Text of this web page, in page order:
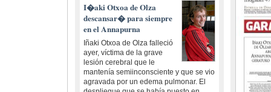
I�aki Otxoa de Olza
descansar� para siempre
en el Annapurna
Iñaki Otxoa de Olza falleció
ayer, víctima de la grave
lesión cerebral que le
mantenía semiinconsciente y que se vio
agravada por un edema pulmonar. El